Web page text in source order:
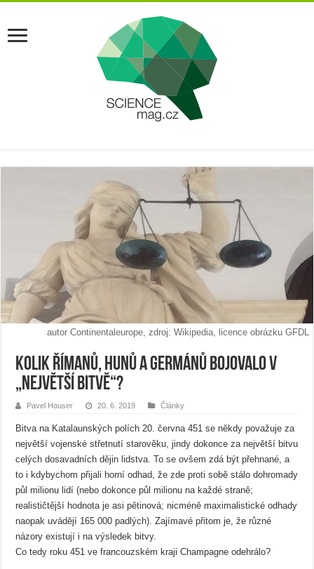
autor Continentaleurope, zdroj: Wikipedia, licence obrázku GFDL
Kolik Římanů, Hunů a Germánů bojovalo v
„největší bitvě“?
Pavel Houser 20. 6. 2019 Články
Bitva na Katalaunských polích 20. června 451 se někdy považuje za
největší vojenské střetnutí starověku, jindy dokonce za největší bitvu
celých dosavadních dějin lidstva. To se ovšem zdá být přehnané, a
to i kdybychom přijali horní odhad, že zde proti sobě stálo dohromady
půl milionu lidí (nebo dokonce půl milionu na každé straně;
realističtější hodnota je asi pětinová; nicméně maximalistické odhady
naopak uvádějí 165 000 padlých). Zajímavé přitom je, že různé
názory existují i na výsledek bitvy.
Co tedy roku 451 ve francouzském kraji Champagne odehrálo?